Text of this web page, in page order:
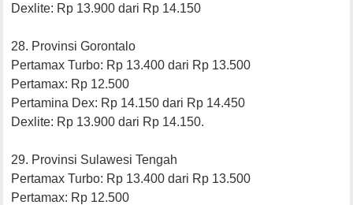
Dexlite: Rp 13.900 dari Rp 14.150
28. Provinsi Gorontalo
Pertamax Turbo: Rp 13.400 dari Rp 13.500
Pertamax: Rp 12.500
Pertamina Dex: Rp 14.150 dari Rp 14.450
Dexlite: Rp 13.900 dari Rp 14.150.
29. Provinsi Sulawesi Tengah
Pertamax Turbo: Rp 13.400 dari Rp 13.500
Pertamax: Rp 12.500